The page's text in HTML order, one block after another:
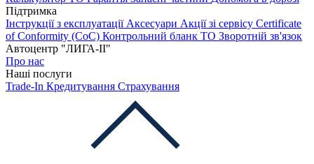
Підтримка
Інструкції з експлуатації Аксесуари Акції зі сервісу Certificate
of Conformity (CoC) Контрольний бланк ТО Зворотній зв'язок
Автоцентр "ЛИГА-ІІ"
Про нас
Наші послуги
Trade-In Кредитування Страхування